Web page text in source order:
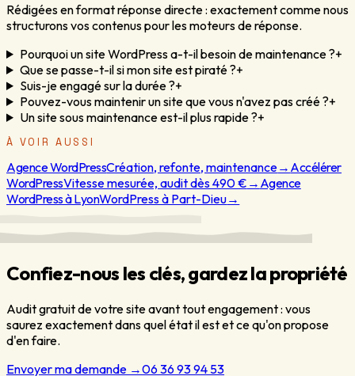
Rédigées en format réponse directe : exactement comme nous
structurons vos contenus pour les moteurs de réponse.
Pourquoi un site WordPress a-t-il besoin de maintenance ?+
Que se passe-t-il si mon site est piraté ?+
Suis-je engagé sur la durée ?+
Pouvez-vous maintenir un site que vous n'avez pas créé ?+
Un site sous maintenance est-il plus rapide ?+
À VOIR AUSSI
Agence WordPressCréation, refonte, maintenance→ Accélérer
WordPressVitesse mesurée, audit dès 490 € → Agence
WordPress à LyonWordPress à Part-Dieu→
Confiez-nous les clés, gardez la propriété
Audit gratuit de votre site avant tout engagement : vous
saurez exactement dans quel état il est et ce qu'on propose
d'en faire.
Envoyer ma demande →06 36 93 94 53